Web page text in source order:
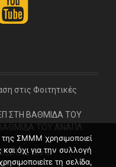
u
e
στις Φοιτητικές
ΣΤΗ ΒΑΘΜΙΔΑ ΤΟΥ
ΤΟΥ ΑΝΑΠΛ.
ΣΜΜΜ χρησιμοποιεί
όχι για την συλλογή
τη σελίδα,